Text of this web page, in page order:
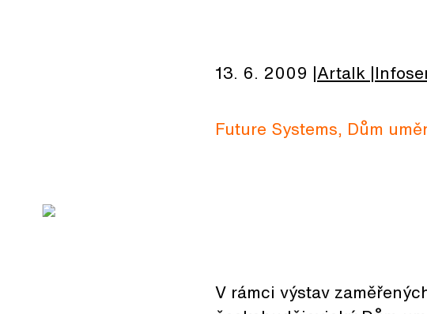
13. 6. 2009 Artalk
Future Systems, Dům
V rámci výstav